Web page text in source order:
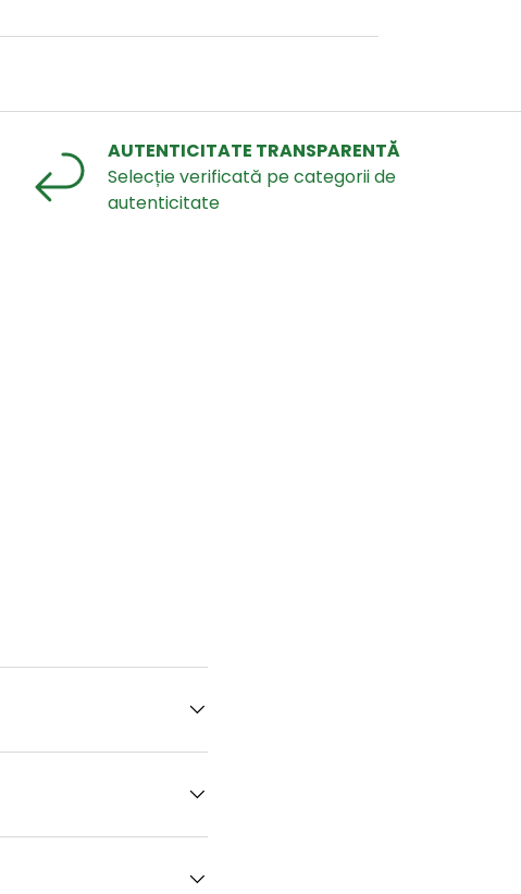
AUTENTICITATE TRANSPARENTĂ
Selecție verificată pe categorii de
autenticitate